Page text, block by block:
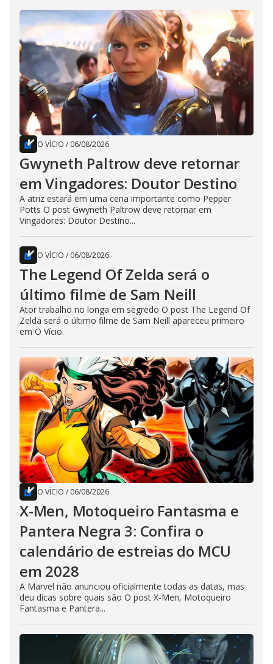
O VÍCIO / 06/08/2026
Gwyneth Paltrow deve retornar
em Vingadores: Doutor Destino
A atriz estará em uma cena importante como Pepper
Potts O post Gwyneth Paltrow deve retornar em
Vingadores: Doutor Destino...
O VÍCIO / 06/08/2026
The Legend Of Zelda será o
último filme de Sam Neill
Ator trabalho no longa em segredo O post The Legend Of
Zelda será o último filme de Sam Neill apareceu primeiro
em O Vício.
O VÍCIO / 06/08/2026
X-Men, Motoqueiro Fantasma e
Pantera Negra 3: Confira o
calendário de estreias do MCU
em 2028
A Marvel não anunciou oficialmente todas as datas, mas
deu dicas sobre quais são O post X-Men, Motoqueiro
Fantasma e Pantera...